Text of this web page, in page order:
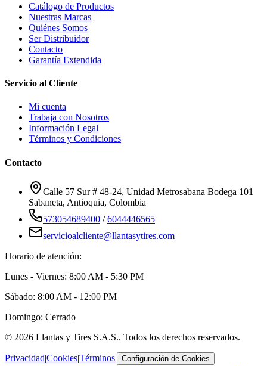
Catálogo de Productos
Nuestras Marcas
Quiénes Somos
Ser Distribuidor
Contacto
Garantía Extendida
Servicio al Cliente
Mi cuenta
Trabaja con Nosotros
Información Legal
Términos y Condiciones
Contacto
Calle 57 Sur # 48-24, Unidad Metrosabana Bodega 101
Sabaneta, Antioquia, Colombia
573054689400 /6044446565
servicioalcliente@llantasytires.com
Horario de atención:
Lunes - Viernes: 8:00 AM - 5:30 PM
Sábado: 8:00 AM - 12:00 PM
Domingo: Cerrado
© 2026 Llantas y Tires S.A.S.. Todos los derechos reservados.
Privacidad|Cookies|Términos| Configuración de Cookies